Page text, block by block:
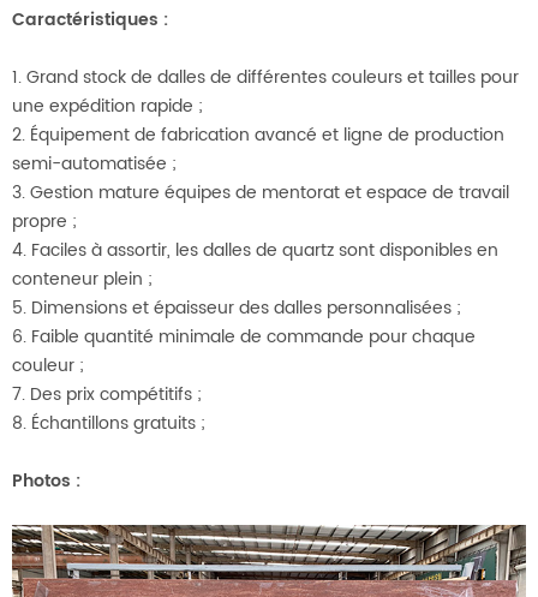
Caractéristiques :
1. Grand stock de dalles de différentes couleurs et tailles pour
une expédition rapide ;
2. Équipement de fabrication avancé et ligne de production
semi-automatisée ;
3. Gestion mature équipes de mentorat et espace de travail
propre ;
4. Faciles à assortir, les dalles de quartz sont disponibles en
conteneur plein ;
5. Dimensions et épaisseur des dalles personnalisées ;
6. Faible quantité minimale de commande pour chaque
couleur ;
7. Des prix compétitifs ;
8. Échantillons gratuits ;
Photos :